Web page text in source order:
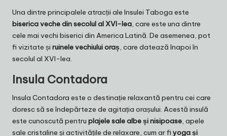
Una dintre principalele atracții ale Insulei Taboga este
biserica veche din secolul al XVI-lea, care este una dintre
cele mai vechi biserici din America Latină. De asemenea, pot
fi vizitate și ruinele vechiului oraș, care datează înapoi în
secolul al XVI-lea.
Insula Contadora
Insula Contadora este o destinație relaxantă pentru cei care
doresc să se îndepărteze de agitația orașului. Acestă insulă
este cunoscută pentru plajele sale albe și nisipoase, apele
sale cristaline și activitățile de relaxare, cum ar fi yoga și